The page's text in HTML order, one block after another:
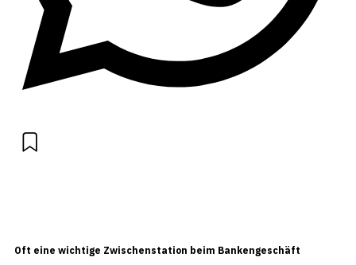
Oft eine wichtige Zwischenstation beim Bankengeschäft